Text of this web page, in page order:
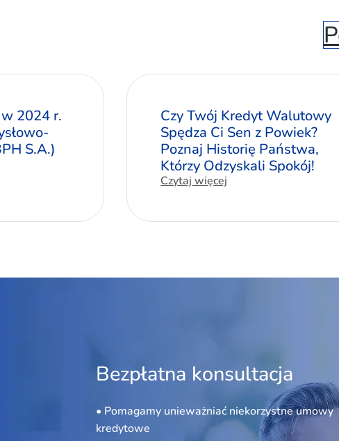
2024 r.
S.A.)
Czy Twój Kredyt Walutowy
Spędza Ci Sen z Powiek?
Poznaj Historię Państwa,
Którzy Odzyskali Spokój!
Czytaj więcej
Bezpłatna konsultacja
• Pomagamy unieważniać niekorzystne umowy
kredytowe